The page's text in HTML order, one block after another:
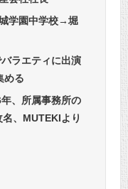
学園中学校→堀
ラエティに出演
める
、所属事務所の
、MUTEKIより